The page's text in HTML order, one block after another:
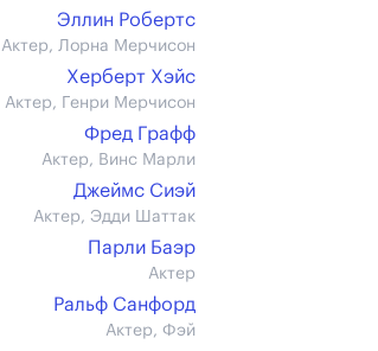
Эллин Робертс
Актер, Лорна Мерчисон
Херберт Хэйс
Актер, Генри Мерчисон
Фред Графф
Актер, Винс Марли
Джеймс Сиэй
Актер, Эдди Шаттак
Парли Баэр
Актер
Ральф Санфорд
Актер, Фэй